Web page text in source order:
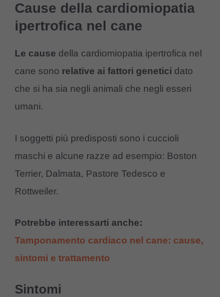
Cause della cardiomiopatia
ipertrofica nel cane
Le cause della cardiomiopatia ipertrofica nel
cane sono relative ai fattori genetici dato
che si ha sia negli animali che negli esseri
umani.
I soggetti più predisposti sono i cuccioli
maschi e alcune razze ad esempio: Boston
Terrier, Dalmata, Pastore Tedesco e
Rottweiler.
Potrebbe interessarti anche:
Tamponamento cardiaco nel cane: cause,
sintomi e trattamento
Sintomi